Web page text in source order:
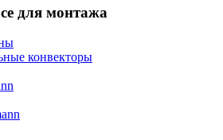
для монтажа
конвекторы